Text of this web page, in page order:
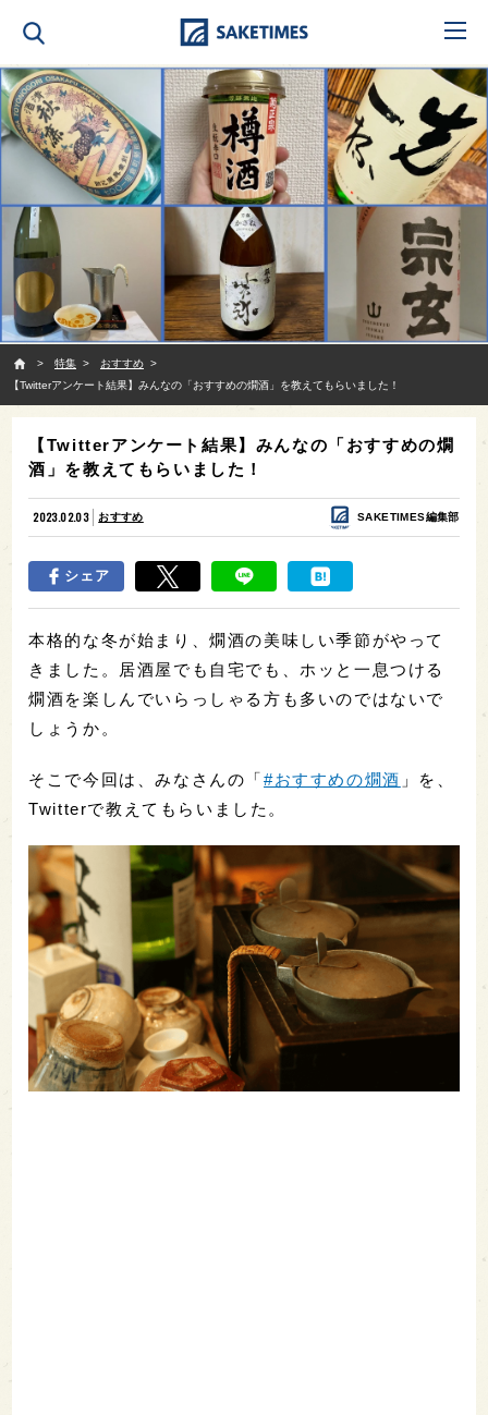
特集
おすすめ
【Twitterアンケート結果】みんなの「おすすめの燗酒」を教えてもらいました！
【Twitterアンケート結果】みんなの「おすすめの燗
酒」を教えてもらいました！
2023.02.03 おすすめ SAKETIMES編集部
シェア
本格的な冬が始まり、燗酒の美味しい季節がやって
きました。居酒屋でも自宅でも、ホッと一息つける
燗酒を楽しんでいらっしゃる方も多いのではないで
しょうか。
そこで今回は、みなさんの「#おすすめの燗酒 」を、
Twitterで教えてもらいました。